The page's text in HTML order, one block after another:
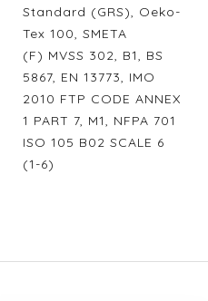
Standard (GRS), Oeko-
Tex 100, SMETA
(F) MVSS 302, B1, BS
5867, EN 13773, IMO
2010 FTP CODE ANNEX
1 PART 7, M1, NFPA 701
ISO 105 B02 SCALE 6
(1-6)